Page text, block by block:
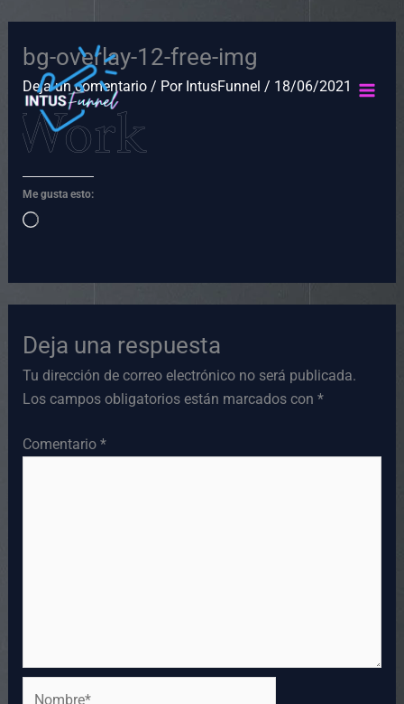
contenido
bg-overlay-12-free-img
Deja un comentario / Por IntusFunnel / 18/06/2021
Me gusta esto:
Cargando...
Deja una respuesta
Tu dirección de correo electrónico no será publicada.
Los campos obligatorios están marcados con *
Comentario *